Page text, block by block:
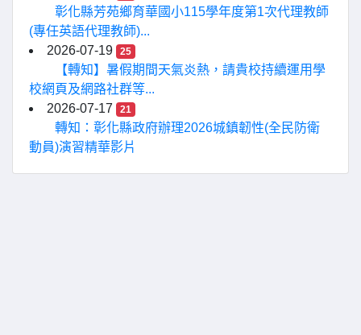
彰化縣芳苑鄉育華國小115學年度第1次代理教師
(專任英語代理教師)...
2026-07-19
25
【轉知】暑假期間天氣炎熱，請貴校持續運用學
校網頁及網路社群等...
2026-07-17
21
轉知：彰化縣政府辦理2026城鎮韌性(全民防衛
動員)演習精華影片